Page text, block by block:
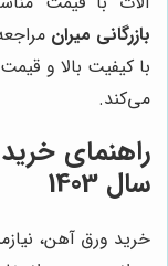
بازرگانی میران
با کیفیت بالا و
می‌کند.
راهنمای
سال 1403
خرید ورق آهن،